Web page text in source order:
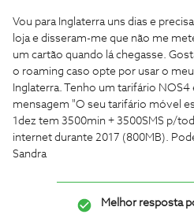
Vou para Inglaterra uns dias e
loja e disseram-me que não me
um cartão quando lá chegasse.
o roaming caso opte por usar o
Inglaterra. Tenho um tarifário
mensagem "O seu tarifário móvel
1dez tem 3500min + 3500SMS p/
internet durante 2017 (800MB).
Sandra
Melhor resposta